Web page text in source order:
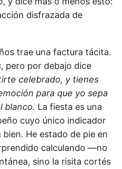
disfrazada de
trae una factura tácita.
, pero por debajo dice
celebrado, y tienes
para que yo sepa
blanco. La fiesta es una
cuyo único indicador
He estado de pie en
calculando —no
sino la risita cortés